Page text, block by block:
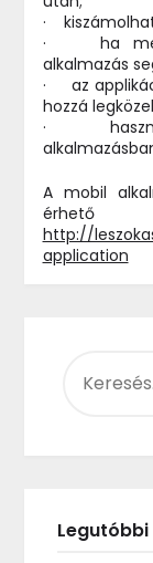
·
· ha
alkalmazás
· az
hozzá
·
A mobil
http://
application